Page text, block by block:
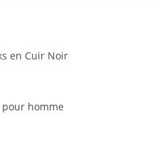
en Cuir Noir
homme